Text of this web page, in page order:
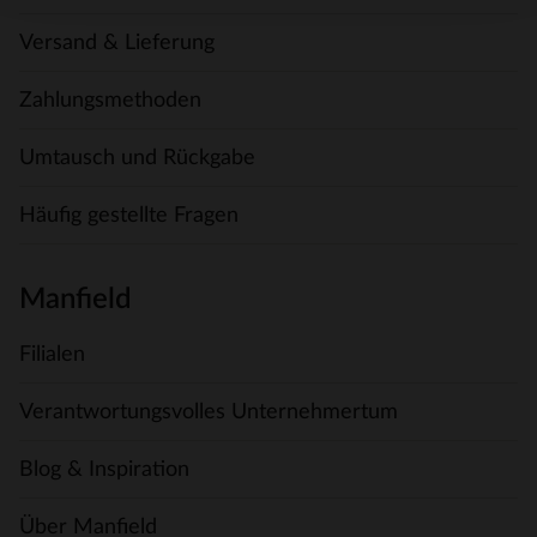
Versand & Lieferung
Zahlungsmethoden
Umtausch und Rückgabe
Häufig gestellte Fragen
Manfield
Filialen
Verantwortungsvolles Unternehmertum
Blog & Inspiration
Über Manfield